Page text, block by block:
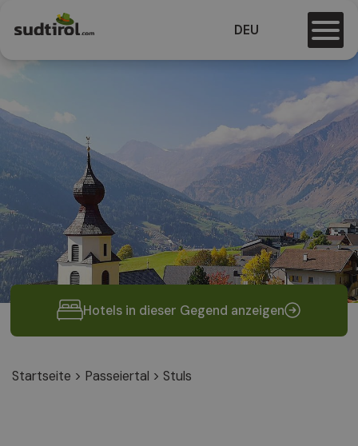
DEU
Hotels in dieser Gegend anzeigen
Startseite > Passeiertal > Stuls